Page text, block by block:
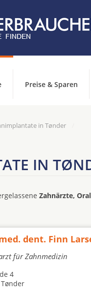
Preise & Sparen
in Tønder
IN
Zahnärzte,
dent. Finn
für Zahnmedizin
4